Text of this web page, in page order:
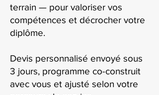
terrain — pour valoriser vos
compétences et décrocher votre
diplôme.
Devis personnalisé envoyé sous
3 jours, programme co-construit
avec vous et ajusté selon votre